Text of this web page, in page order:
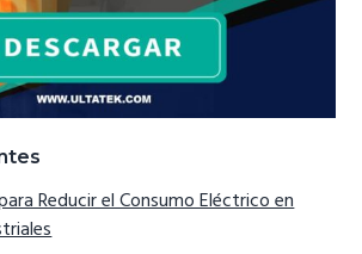
Reducir el Consumo Eléctrico en